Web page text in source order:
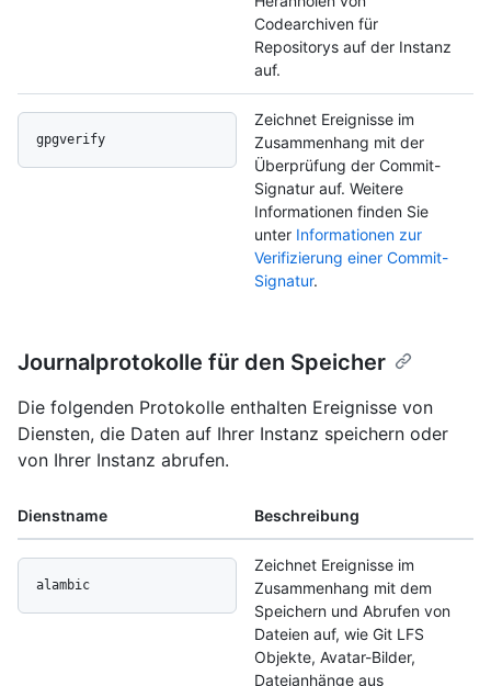
Codearchiven für
Repositorys auf der Instanz
auf.
gpgverify
Zeichnet Ereignisse im
Zusammenhang mit der
Überprüfung der Commit-
Signatur auf. Weitere
Informationen finden Sie
unter Informationen zur
Verifizierung einer Commit-
Signatur.
Journalprotokolle für den Speicher
Die folgenden Protokolle enthalten Ereignisse von
Diensten, die Daten auf Ihrer Instanz speichern oder
von Ihrer Instanz abrufen.
Dienstname Beschreibung
alambic
Zeichnet Ereignisse im
Zusammenhang mit dem
Speichern und Abrufen von
Dateien auf, wie Git LFS
Objekte, Avatar-Bilder,
Dateianhänge aus